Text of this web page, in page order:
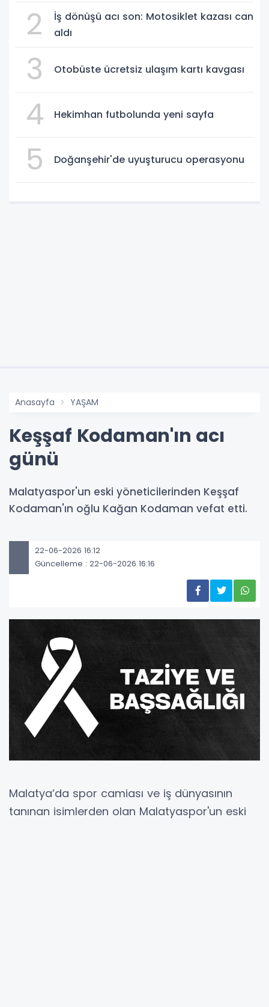
2
İş dönüşü acı son: Motosiklet kazası can
aldı
3 Otobüste ücretsiz ulaşım kartı kavgası
4 Hekimhan futbolunda yeni sayfa
5 Doğanşehir'de uyuşturucu operasyonu
Anasayfa YAŞAM
Keşşaf Kodaman'ın acı
günü
Malatyaspor'un eski yöneticilerinden Keşşaf
Kodaman'ın oğlu Kağan Kodaman vefat etti.
22-06-2026 16:12
Güncelleme : 22-06-2026 16:16
Malatya’da spor camiası ve iş dünyasının
tanınan isimlerden olan Malatyaspor'un eski